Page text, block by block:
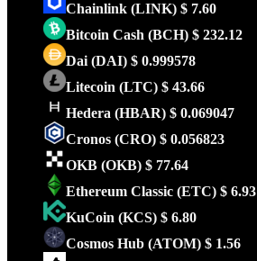
Chainlink (LINK) $ 7.60
Bitcoin Cash (BCH) $ 232.12
Dai (DAI) $ 0.999578
Litecoin (LTC) $ 43.66
Hedera (HBAR) $ 0.069047
Cronos (CRO) $ 0.056823
OKB (OKB) $ 77.64
Ethereum Classic (ETC) $ 6.93
KuCoin (KCS) $ 6.80
Cosmos Hub (ATOM) $ 1.56